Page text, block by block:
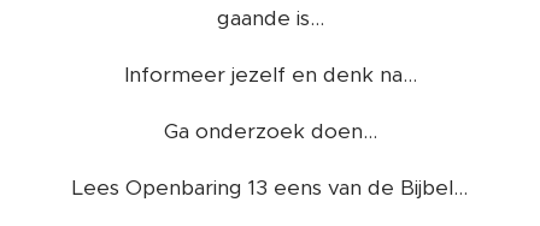
gaande is...
Informeer jezelf en denk na...
Ga onderzoek doen...
Lees Openbaring 13 eens van de Bijbel...